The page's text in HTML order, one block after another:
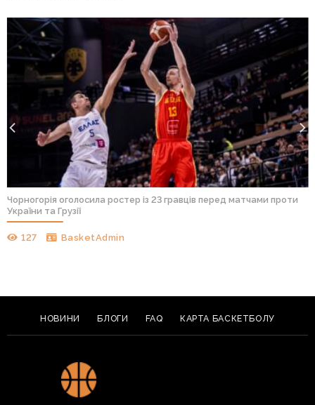
Чорногорія оголосила ростер із 23 гравців перед матчами проти
України та Грузії
127 BasketAdmin
НОВИНИ БЛОГИ FAQ КАРТА БАСКЕТБОЛУ